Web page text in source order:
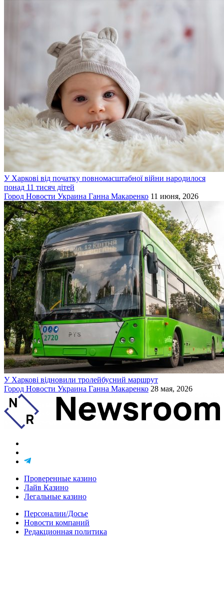
У Харкові від початку повномасштабної війни народилося
понад 11 тисяч дітей
Город Новости Украина Ганна Макаренко 11 июня, 2026
У Харкові відновили тролейбусний маршрут
Город Новости Украина Ганна Макаренко 28 мая, 2026
Проверенные казино
Лайв Казино
Легальные казино
Персоналии/Досье
Новости компаний
Редакционная политика